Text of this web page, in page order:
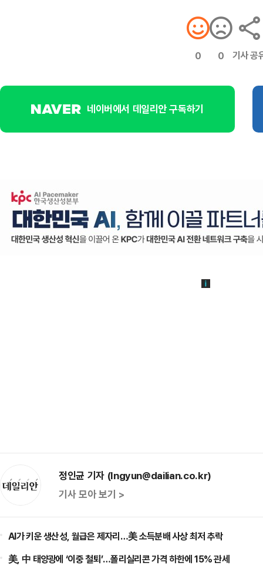
0 0 기사 공
네이버에서 데일리안 구독하기
정인균 기자 (Ingyun@dailian.co.kr)
기사 모아 보기 >
AI가 키운 생산성, 월급은 제자리…美 소득분배 사상 최저 추락
美, 中 태양광에 ‘이중 철퇴’…폴리실리콘 가격 하한에 15% 관세